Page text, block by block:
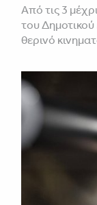
Από τις 3
του
θερινό